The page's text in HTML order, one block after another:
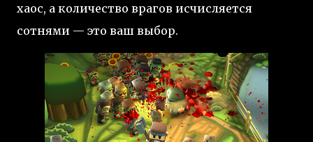
хаос, а количество врагов исчисляется
сотнями — это ваш выбор.